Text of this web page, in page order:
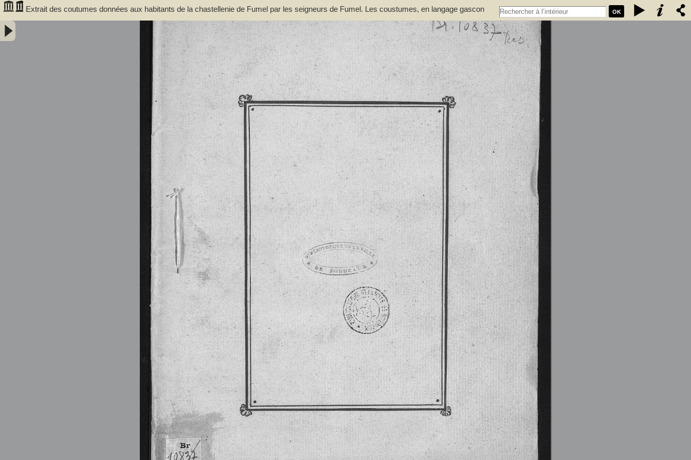
OK
Extrait des coutumes données aux habitants de la chastellenie de Fumel par les seigneurs de Fumel. Les coustumes, en langage gascon
sont de l'an 1265 et l'Extrait de l'an 1297 -